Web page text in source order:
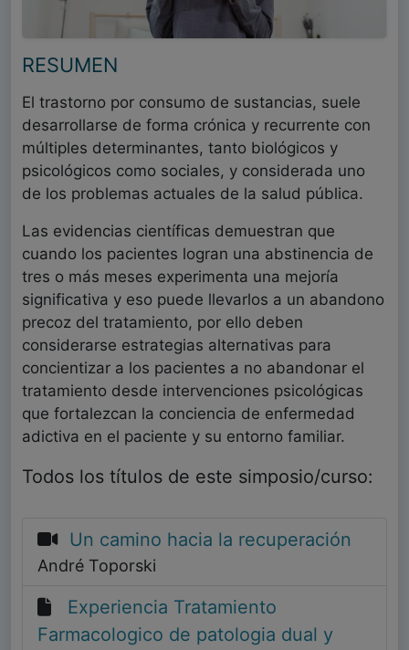
RESUMEN
El trastorno por consumo de sustancias, suele
desarrollarse de forma crónica y recurrente con
múltiples determinantes, tanto biológicos y
psicológicos como sociales, y considerada uno
de los problemas actuales de la salud pública.
Las evidencias científicas demuestran que
cuando los pacientes logran una abstinencia de
tres o más meses experimenta una mejoría
significativa y eso puede llevarlos a un abandono
precoz del tratamiento, por ello deben
considerarse estrategias alternativas para
concientizar a los pacientes a no abandonar el
tratamiento desde intervenciones psicológicas
que fortalezcan la conciencia de enfermedad
adictiva en el paciente y su entorno familiar.
Todos los títulos de este simposio/curso:
Un camino hacia la recuperación
André Toporski
Experiencia Tratamiento
Farmacologico de patologia dual y